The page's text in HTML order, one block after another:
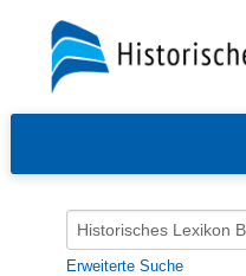
Erweiterte Suche